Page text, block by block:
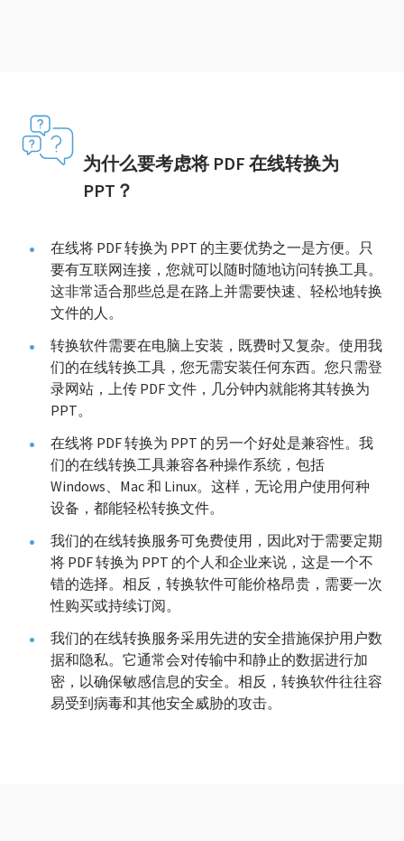
为什么要考虑将 PDF 在线转换为
PPT？
在线将 PDF 转换为 PPT 的主要优势之一是方便。只
要有互联网连接，您就可以随时随地访问转换工具。
这非常适合那些总是在路上并需要快速、轻松地转换
文件的人。
转换软件需要在电脑上安装，既费时又复杂。使用我
们的在线转换工具，您无需安装任何东西。您只需登
录网站，上传 PDF 文件，几分钟内就能将其转换为
PPT。
在线将 PDF 转换为 PPT 的另一个好处是兼容性。我
们的在线转换工具兼容各种操作系统，包括
Windows、Mac 和 Linux。这样，无论用户使用何种
设备，都能轻松转换文件。
我们的在线转换服务可免费使用，因此对于需要定期
将 PDF 转换为 PPT 的个人和企业来说，这是一个不
错的选择。相反，转换软件可能价格昂贵，需要一次
性购买或持续订阅。
我们的在线转换服务采用先进的安全措施保护用户数
据和隐私。它通常会对传输中和静止的数据进行加
密，以确保敏感信息的安全。相反，转换软件往往容
易受到病毒和其他安全威胁的攻击。